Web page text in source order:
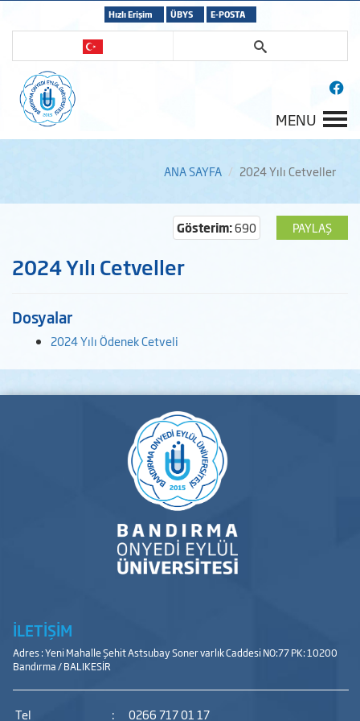
Hızlı Erişim ÜBYS E-POSTA
MENU
ANA SAYFA 2024 Yılı Cetveller
PAYLAŞ
Gösterim:690
2024 Yılı Cetveller
Dosyalar
2024 Yılı Ödenek Cetveli
İLETİŞİM
Adres : Yeni Mahalle Şehit Astsubay Soner varlık Caddesi NO:77 PK: 10200
Bandırma / BALIKESİR
Tel : 0266 717 01 17